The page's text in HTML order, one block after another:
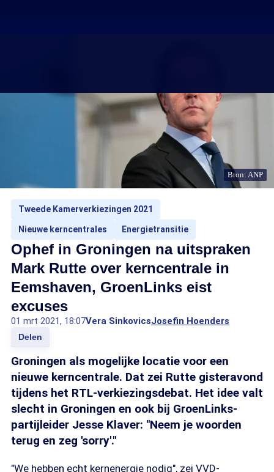
Bron: ANP
Tweede Kamerverkiezingen 2021
Nieuwe kerncentrales Energietransitie
Ophef in Groningen na uitspraken
Mark Rutte over kerncentrale in
Eemshaven, GroenLinks eist
excuses
01 mrt 2021, 18:07Vera SinkovicsJosefin Hoenders
Delen
Groningen als mogelijke locatie voor een
nieuwe kerncentrale. Dat zei Rutte gisteravond
tijdens het RTL-verkiezingsdebat. Het idee valt
slecht in Groningen en ook bij GroenLinks-
partijleider Jesse Klaver: "Neem je woorden
terug en zeg 'sorry'."
"We hebben echt kernenergie nodig", zei VVD-